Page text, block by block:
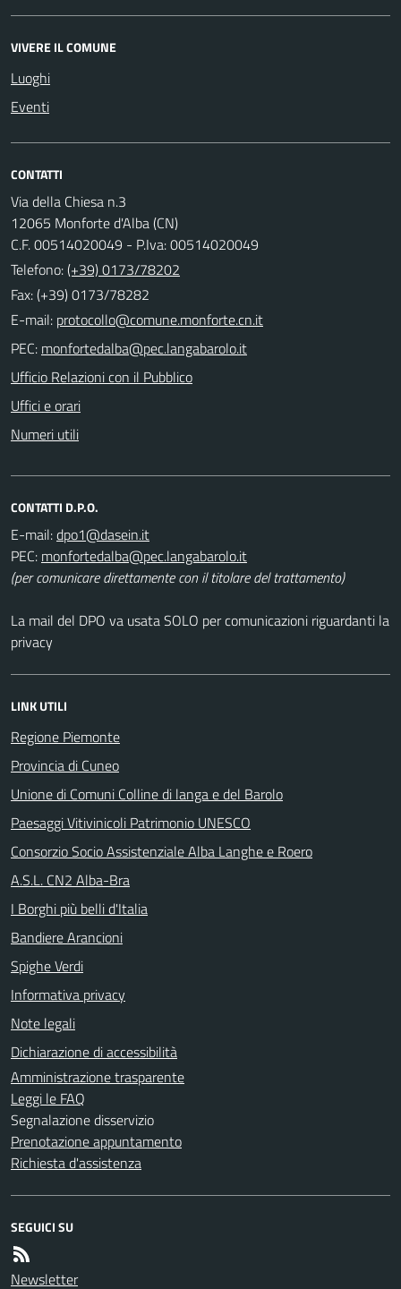
VIVERE IL COMUNE
Luoghi
Eventi
CONTATTI
Via della Chiesa n.3
12065 Monforte d'Alba (CN)
C.F. 00514020049 - P.Iva: 00514020049
Telefono:(+39) 0173/78202
Fax: (+39) 0173/78282
E-mail:
PEC:
Ufficio Relazioni con il Pubblico
Uffici e orari
Numeri utili
CONTATTI D.P.O.
E-mail:
PEC:
(per comunicare direttamente con il titolare del trattamento)
La mail del DPO va usata SOLO per comunicazioni riguardanti la
privacy
LINK UTILI
Regione Piemonte
Provincia di Cuneo
Unione di Comuni Colline di langa e del Barolo
Paesaggi Vitivinicoli Patrimonio UNESCO
Consorzio Socio Assistenziale Alba Langhe e Roero
A.S.L. CN2 Alba-Bra
I Borghi più belli d'Italia
Bandiere Arancioni
Spighe Verdi
Informativa privacy
Note legali
Dichiarazione di accessibilità
Amministrazione trasparente
Leggi le FAQ
Segnalazione disservizio
Prenotazione appuntamento
Richiesta d'assistenza
SEGUICI SU
Newsletter